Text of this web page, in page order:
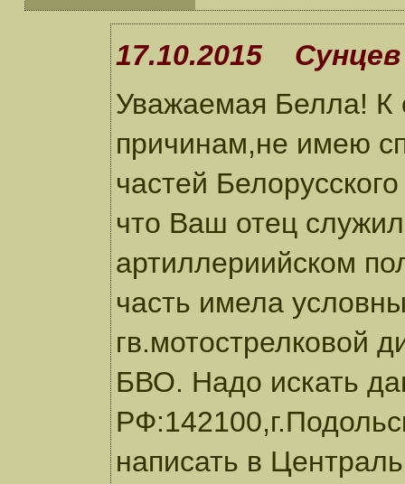
17.10.2015
Уважаемая Белла! К
причинам,не имею
частей
что Ваш отец
артиллериийском
часть имела
гв.мотострелковой
БВО. Надо искать
написать в